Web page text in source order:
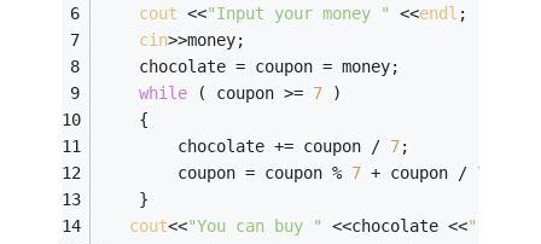
cout <<"Input your money " <<endl ;
cin>>money;
    chocolate = coupon = money;
while ( coupon >= 7 )
    {
        chocolate += coupon /
7;
        coupon = coupon %
7 + coupon / 7
    }
cout<<"You can buy " <<chocolate <<"